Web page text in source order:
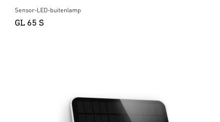
Sensor-LED-buitenlamp
GL 65 S